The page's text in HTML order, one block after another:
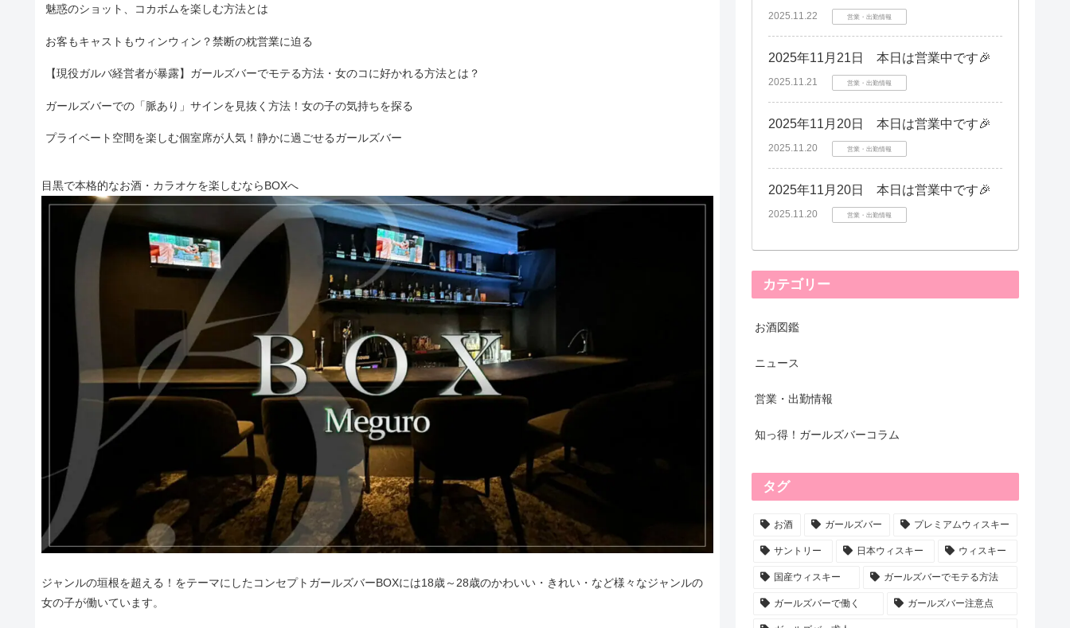
魅惑のショット、コカボムを楽しむ方法とは
お客もキャストもウィンウィン？禁断の枕営業に迫る
【現役ガルバ経営者が暴露】ガールズバーでモテる方法・女のコに好かれる方法とは？
ガールズバーでの「脈あり」サインを見抜く方法！女の子の気持ちを探る
プライベート空間を楽しむ個室席が人気！静かに過ごせるガールズバー
目黒で本格的なお酒・カラオケを楽しむならBOXへ
ジャンルの垣根を超える！をテーマにしたコンセプトガールズバーBOXには18歳～28歳のかわいい・きれい・など様々なジャンルの
女の子が働いています。
2025.11.22 営業・出勤情報
2025年11月21日 本日は営業中です🎉
2025.11.21 営業・出勤情報
2025年11月20日 本日は営業中です🎉
2025.11.20 営業・出勤情報
2025年11月20日 本日は営業中です🎉
2025.11.20 営業・出勤情報
カテゴリー
お酒図鑑
ニュース
営業・出勤情報
知っ得！ガールズバーコラム
タグ
お酒 ガールズバー プレミアムウィスキー
サントリー 日本ウィスキー ウィスキー
国産ウィスキー ガールズバーでモテる方法
ガールズバーで働く ガールズバー注意点